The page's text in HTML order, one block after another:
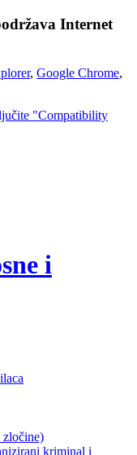
Internet
, Google Chrome,
"Compatibility
i
zločine)
kriminal i